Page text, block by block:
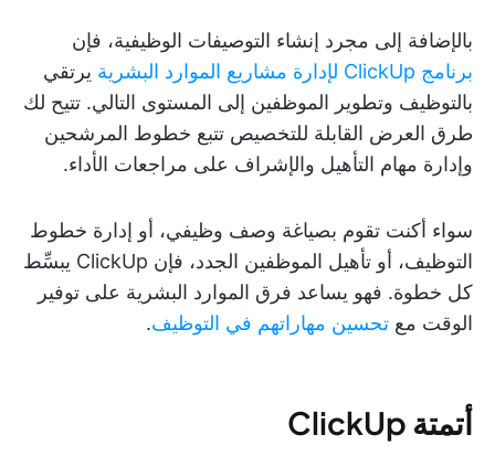
بالإضافة إلى مجرد إنشاء التوصيفات الوظيفية، فإن
برنامج ClickUp لإدارة مشاريع الموارد البشرية
يرتقي
بالتوظيف وتطوير الموظفين إلى المستوى التالي. تتيح لك
طرق العرض القابلة للتخصيص تتبع خطوط المرشحين
وإدارة مهام التأهيل والإشراف على مراجعات الأداء.
سواء أكنت تقوم بصياغة وصف وظيفي، أو إدارة خطوط
التوظيف، أو تأهيل الموظفين الجدد، فإن ClickUp يبسِّط
كل خطوة. فهو يساعد فرق الموارد البشرية على توفير
الوقت مع تحسين مهاراتهم في التوظيف.
أتمتة ClickUp